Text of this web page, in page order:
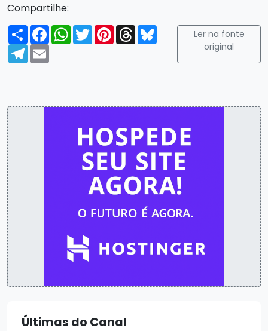
Compartilhe:
Compartilhar
FacebookWhatsApp
TwitterPinterest
ThreadsBluesky
Telegram
Email
Ler na fonte
original
Últimas do Canal